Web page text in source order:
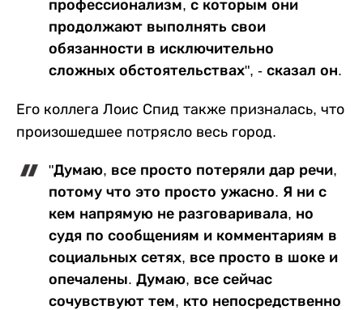
профессионализм, с которым они
продолжают выполнять свои
обязанности в исключительно
сложных обстоятельствах", - сказал он.
Его коллега Лоис Спид также призналась, что
произошедшее потрясло весь город.
"Думаю, все просто потеряли дар речи,
потому что это просто ужасно. Я ни с
кем напрямую не разговаривала, но
судя по сообщениям и комментариям в
социальных сетях, все просто в шоке и
опечалены. Думаю, все сейчас
сочувствуют тем, кто непосредственно